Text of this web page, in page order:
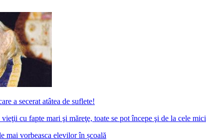
a secerat atâtea de suflete!
cu fapte mari şi măreţe, toate se pot începe şi de la cele mici
mai vorbeasca elevilor în școală